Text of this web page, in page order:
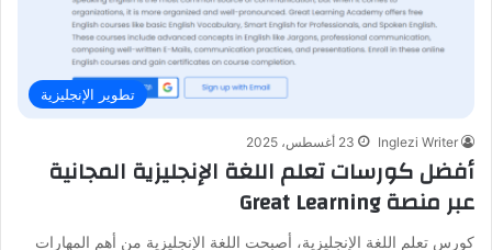
تطوير الإنجليزية
Inglezi Writer 23 أغسطس، 2025
أفضل كورسات تعلم اللغة الإنجليزية المجانية
عبر منصة Great Learning
كورس تعلم اللغة الإنجليزية، أصبحت اللغة الإنجليزية من أهم المهارات